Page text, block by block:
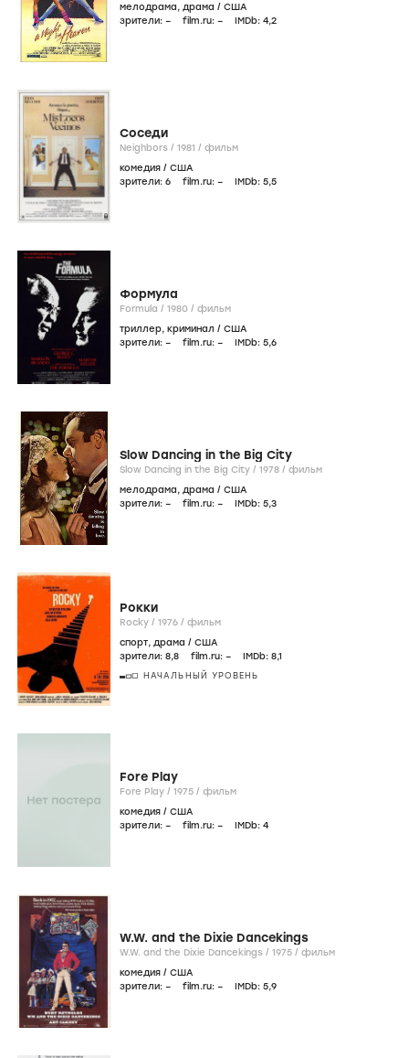
мелодрама, драма / США
зрители: – film.ru: – IMDb: 4,2
Соседи
Neighbors / 1981 / фильм
комедия / США
зрители: 6 film.ru: – IMDb: 5,5
Формула
Formula / 1980 / фильм
триллер, криминал / США
зрители: – film.ru: – IMDb: 5,6
Slow Dancing in the Big City
Slow Dancing in the Big City / 1978 / фильм
мелодрама, драма / США
зрители: – film.ru: – IMDb: 5,3
Рокки
Rocky / 1976 / фильм
спорт, драма / США
зрители: 8,8 film.ru: – IMDb: 8,1
НАЧАЛЬНЫЙ УРОВЕНЬ
Fore Play
Fore Play / 1975 / фильм
комедия / США
зрители: – film.ru: – IMDb: 4
W.W. and the Dixie Dancekings
W.W. and the Dixie Dancekings / 1975 / фильм
комедия / США
зрители: – film.ru: – IMDb: 5,9